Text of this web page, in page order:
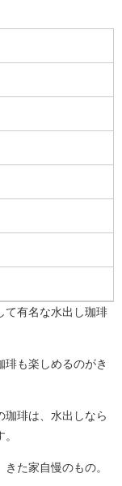
て有名な水出し珈琲
も楽しめるのがき
珈琲は、水出しなら
た家自慢のもの。